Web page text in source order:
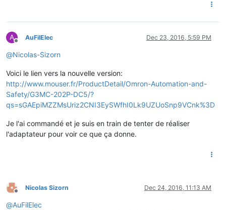
A
Offline
AuFilElec Dec 23, 2016, 5:59 PM
@Nicolas-Sizorn
Voici le lien vers la nouvelle version:
http://www.mouser.fr/ProductDetail/Omron-Automation-and-
Safety/G3MC-202P-DC5/?
qs=sGAEpiMZZMsUriz2CNI3EySWfhI0Lk9UZUoSnp9VCnk%3D
Je l'ai commandé et je suis en train de tenter de réaliser
l'adaptateur pour voir ce que ça donne.
Offline
Nicolas Sizorn Dec 24, 2016, 11:13 AM
@AuFilElec